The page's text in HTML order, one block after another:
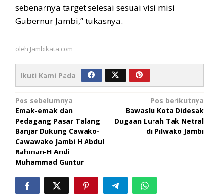
sebenarnya target selesai sesuai visi misi
Gubernur Jambi,” tukasnya.
oleh Jambikata.com
Ikuti Kami Pada
Navigasi
pos
Pos sebelumnya
Emak-emak dan
Pedagang Pasar Talang
Banjar Dukung Cawako-
Cawawako Jambi H Abdul
Rahman-H Andi
Muhammad Guntur
Pos berikutnya
Bawaslu Kota Didesak
Dugaan Lurah Tak Netral
di Pilwako Jambi